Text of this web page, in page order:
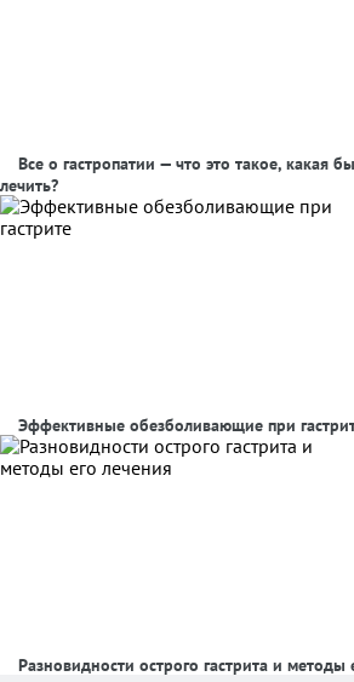
Все о гастропатии — что это такое, какая
лечить?
Эффективные обезболивающие при
Разновидности острого гастрита и методы